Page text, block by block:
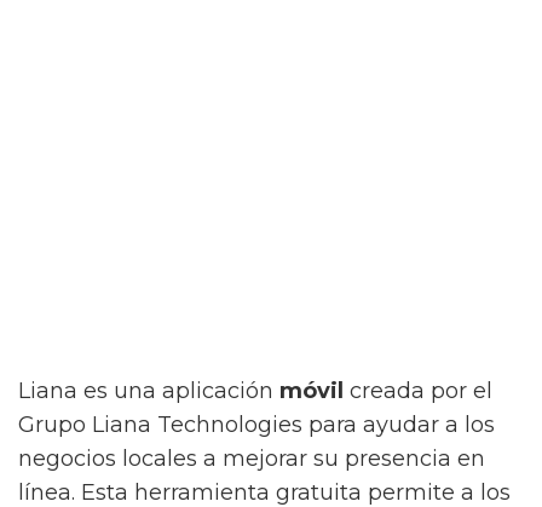
Liana es una aplicación móvil creada por el
Grupo Liana Technologies para ayudar a los
negocios locales a mejorar su presencia en
línea. Esta herramienta gratuita permite a los